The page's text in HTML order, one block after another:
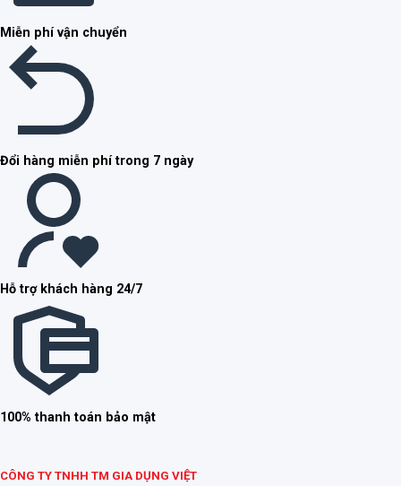
Miễn phí vận chuyển
Đổi hàng miễn phí trong 7 ngày
Hỗ trợ khách hàng 24/7
100% thanh toán bảo mật
CÔNG TY TNHH TM GIA DỤNG VIỆT